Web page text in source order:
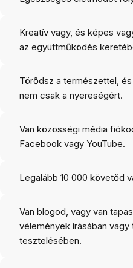
Kreatív vagy, és képes
az együttműködés
Törődsz a természettel,
nem csak a nyereségért.
Van közösségi média
Facebook vagy YouTube.
Legalább 10 000 követőd
Van blogod, vagy van
vélemények írásában
tesztelésében.